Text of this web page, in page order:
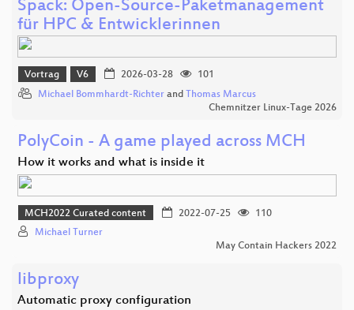
Spack: Open-Source-Paketmanagement
für HPC & Entwicklerinnen
Vortrag V6 2026-03-28
101
Michael Bommhardt-Richter and Thomas Marcus
Chemnitzer Linux-Tage 2026
PolyCoin - A game played across MCH
How it works and what is inside it
MCH2022 Curated content 2022-07-25
110
Michael Turner
May Contain Hackers 2022
libproxy
Automatic proxy configuration